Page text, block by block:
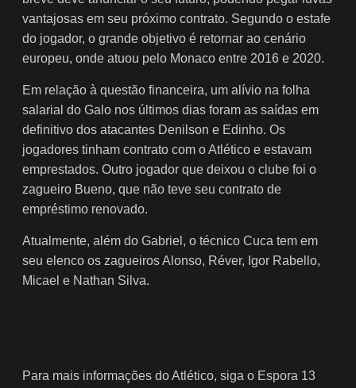
vantajosas em seu próximo contrato. Segundo o estafe
do jogador, o grande objetivo é retornar ao cenário
europeu, onde atuou pelo Monaco entre 2016 e 2020.
Em relação à questão financeira, um alívio na folha
salarial do Galo nos últimos dias foram as saídas em
definitivo dos atacantes Denilson e Edinho. Os
jogadores tinham contrato com o Atlético e estavam
emprestados. Outro jogador que deixou o clube foi o
zagueiro Bueno, que não teve seu contrato de
empréstimo renovado.
Atualmente, além do Gabriel, o técnico Cuca tem em
seu elenco os zagueiros Alonso, Réver, Igor Rabello,
Micael e Nathan Silva.
Para mais informações do Atlético, siga o Espora 13